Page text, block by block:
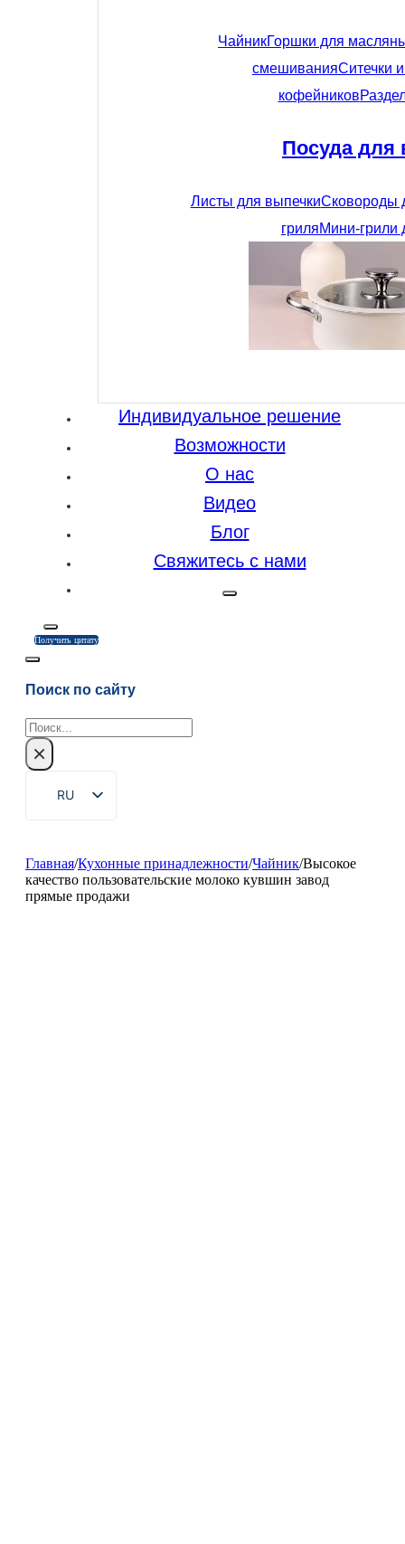
ЧайникГоршки для
смешиванияСитечки
кофейников
Посуда для
Листы для выпечкиСковороды
гриляМини-грили
Индивидуальное решение
Возможности
О нас
Видео
Блог
Свяжитесь с нами
Получить цитату
Поиск по сайту
Поиск
×
RU
EN
FR
Главная/Кухонные принадлежности/Чайник/Высокое
качество пользовательские молоко кувшин завод
прямые продажи